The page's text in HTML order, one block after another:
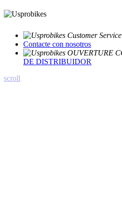
Contacte con nosotros
DE DISTRIBUIDOR
scroll